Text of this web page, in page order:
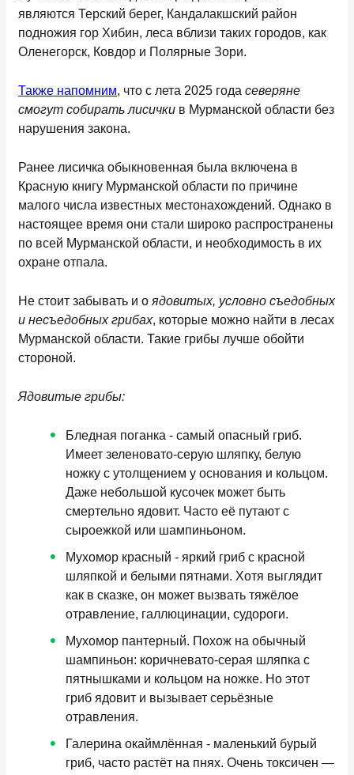
являются Терский берег, Кандалакшский район
подножия гор Хибин, леса вблизи таких городов, как
Оленегорск, Ковдор и Полярные Зори.
Также напомним, что с лета 2025 года северяне
смогут собирать лисички в Мурманской области без
нарушения закона.
Ранее лисичка обыкновенная была включена в
Красную книгу Мурманской области по причине
малого числа известных местонахождений. Однако в
настоящее время они стали широко распространены
по всей Мурманской области, и необходимость в их
охране отпала.
Не стоит забывать и о ядовитых, условно съедобных
и несъедобных грибах, которые можно найти в лесах
Мурманской области. Такие грибы лучше обойти
стороной.
Ядовитые грибы:
Бледная поганка - самый опасный гриб.
Имеет зеленовато-серую шляпку, белую
ножку с утолщением у основания и кольцом.
Даже небольшой кусочек может быть
смертельно ядовит. Часто её путают с
сыроежкой или шампиньоном.
Мухомор красный - яркий гриб с красной
шляпкой и белыми пятнами. Хотя выглядит
как в сказке, он может вызвать тяжёлое
отравление, галлюцинации, судороги.
Мухомор пантерный. Похож на обычный
шампиньон: коричневато-серая шляпка с
пятнышками и кольцом на ножке. Но этот
гриб ядовит и вызывает серьёзные
отравления.
Галерина окаймлённая - маленький бурый
гриб, часто растёт на пнях. Очень токсичен —